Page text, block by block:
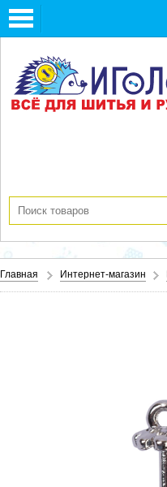
Toggle
navigation
Главная Интернет-магазин